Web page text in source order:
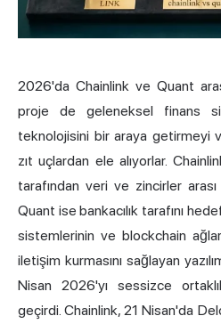
2026'da Chainlink ve Quant
proje de geleneksel finans
teknolojisini bir araya getirmeyi
zıt uçlardan ele alıyorlar.
tarafından veri ve zincirler
Quant ise bankacılık tarafını
sistemlerinin ve blockchain
iletişim kurmasını sağlayan
Nisan 2026'yı sessizce
geçirdi. Chainlink, 21 Nisan'da